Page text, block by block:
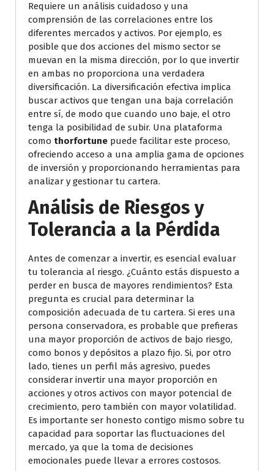
Requiere un análisis cuidadoso y una
comprensión de las correlaciones entre los
diferentes mercados y activos. Por ejemplo, es
posible que dos acciones del mismo sector se
muevan en la misma dirección, por lo que invertir
en ambas no proporciona una verdadera
diversificación. La diversificación efectiva implica
buscar activos que tengan una baja correlación
entre sí, de modo que cuando uno baje, el otro
tenga la posibilidad de subir. Una plataforma
como thorfortune puede facilitar este proceso,
ofreciendo acceso a una amplia gama de opciones
de inversión y proporcionando herramientas para
analizar y gestionar tu cartera.
Análisis de Riesgos y
Tolerancia a la Pérdida
Antes de comenzar a invertir, es esencial evaluar
tu tolerancia al riesgo. ¿Cuánto estás dispuesto a
perder en busca de mayores rendimientos? Esta
pregunta es crucial para determinar la
composición adecuada de tu cartera. Si eres una
persona conservadora, es probable que prefieras
una mayor proporción de activos de bajo riesgo,
como bonos y depósitos a plazo fijo. Si, por otro
lado, tienes un perfil más agresivo, puedes
considerar invertir una mayor proporción en
acciones y otros activos con mayor potencial de
crecimiento, pero también con mayor volatilidad.
Es importante ser honesto contigo mismo sobre tu
capacidad para soportar las fluctuaciones del
mercado, ya que la toma de decisiones
emocionales puede llevar a errores costosos.